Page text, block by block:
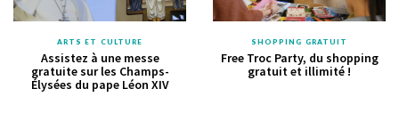
ARTS ET CULTURE
Assistez à une messe
gratuite sur les Champs-
Élysées du pape Léon XIV
SHOPPING GRATUIT
Free Troc Party, du shopping
gratuit et illimité !